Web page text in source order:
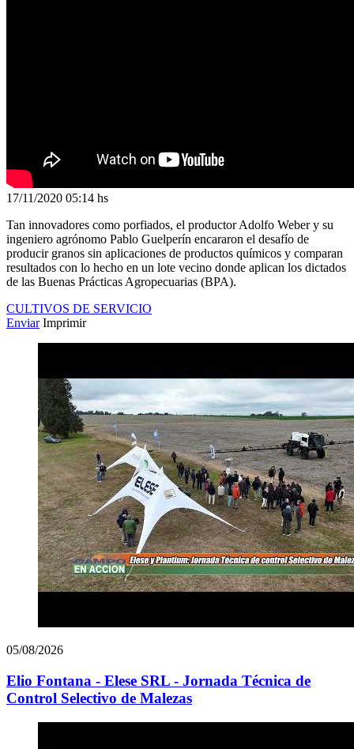
17/11/2020 05:14 hs
Tan innovadores como porfiados, el productor Adolfo Weber y su
ingeniero agrónomo Pablo Guelperín encararon el desafío de
producir granos sin aplicaciones de productos químicos y comparan
resultados con lo hecho en un lote vecino donde aplican los dictados
de las Buenas Prácticas Agropecuarias (BPA).
CULTIVOS DE SERVICIO
Enviar Imprimir
05/08/2026
Elio Fontana - Elese SRL - Jornada Técnica de
Control Selectivo de Malezas